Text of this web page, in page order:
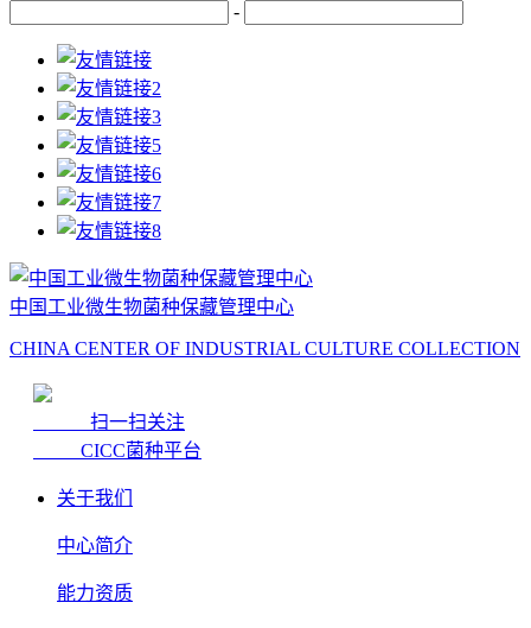
-
中国工业微生物菌种保藏管理中心
CHINA CENTER OF INDUSTRIAL CULTURE COLLECTION
扫一扫关注
CICC菌种平台
关于我们
中心简介
能力资质